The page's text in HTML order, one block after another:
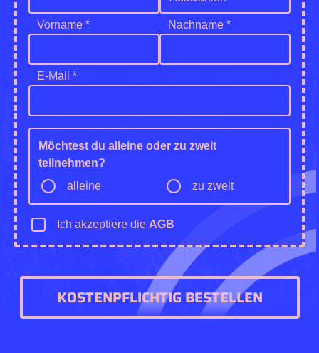
Vorname * Nachname *
E-Mail *
Möchtest du alleine oder zu zweit
teilnehmen?
alleine
zu zweit
Ich akzeptiere die AGB
KOSTENPFLICHTIG BESTELLEN